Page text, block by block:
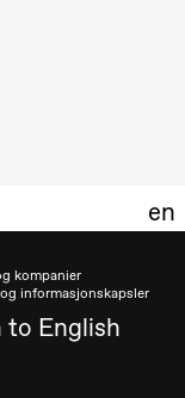
en
kompanier
informasjonskapsler
English